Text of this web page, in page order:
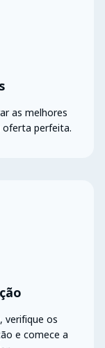
as melhores
oferta perfeita.
verifique os
e comece a